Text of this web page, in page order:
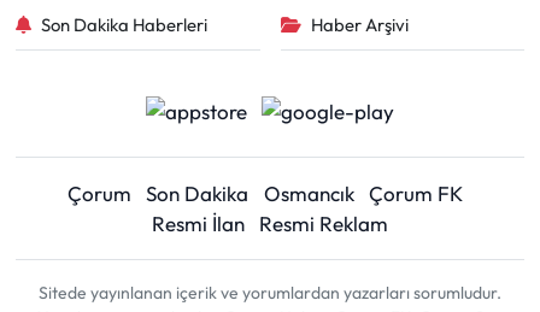
Son Dakika Haberleri Haber Arşivi
Çorum Son Dakika Osmancık Çorum FK
Resmi İlan
Resmi Reklam
Sitede yayınlanan içerik ve yorumlardan yazarları sorumludur.